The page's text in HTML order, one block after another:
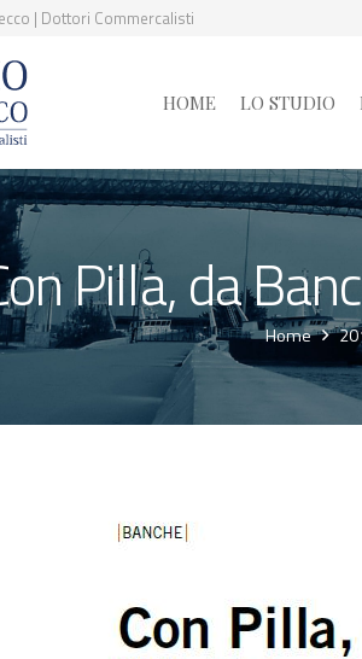
| Dottori Commercalisti
HOME LO STUDIO
Pilla, da
Home